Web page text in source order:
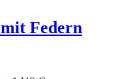
Federn